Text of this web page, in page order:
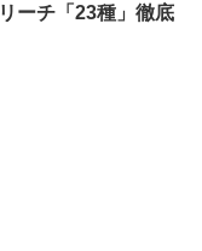
ーチ「23種」徹底